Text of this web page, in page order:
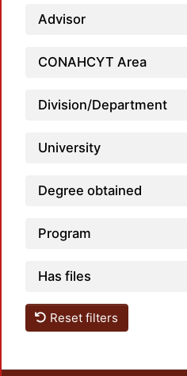
Advisor
CONAHCYT Area
Division/Department
University
Degree obtained
Program
Has files
Reset filters